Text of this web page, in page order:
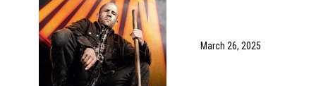
March 26, 2025